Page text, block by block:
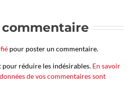
commentaire
pour poster un commentaire.
réduire les indésirables. En savoir
de vos commentaires sont